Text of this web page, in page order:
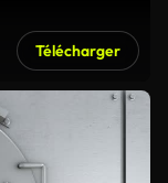
Télécharger